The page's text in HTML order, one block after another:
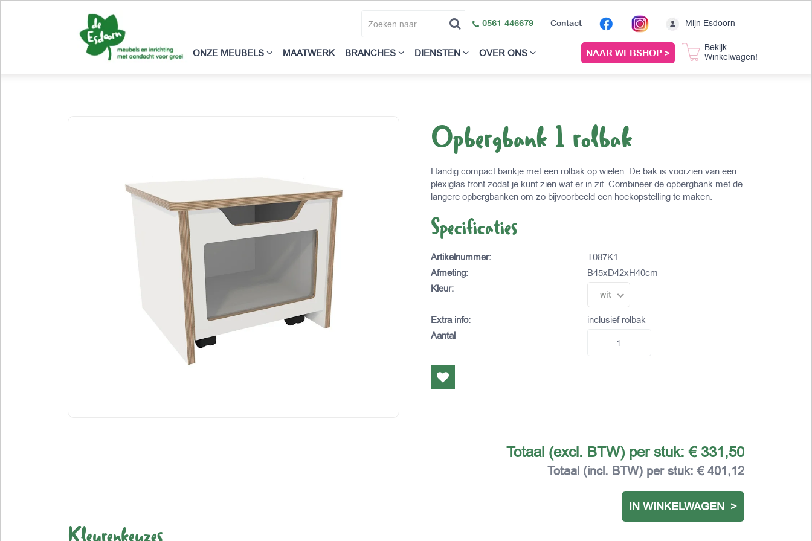
0561-446679 Contact Mijn Esdoorn
ONZE MEUBELS MAATWERK BRANCHES DIENSTEN OVER ONS NAAR WEBSHOP >
Bekijk
Winkelwagen!
Opbergbank 1 rolbak
Handig compact bankje met een rolbak op wielen. De bak is voorzien van een
plexiglas front zodat je kunt zien wat er in zit. Combineer de opbergbank met de
langere opbergbanken om zo bijvoorbeeld een hoekopstelling te maken.
Specificaties
Artikelnummer:
T087K1
Afmeting:
B45xD42xH40cm
Kleur: wit
Extra info:
inclusief rolbak
Aantal
Totaal (excl. BTW) per stuk:€ 331,50
Totaal (incl. BTW) per stuk:€ 401,12
IN WINKELWAGEN >
Kleurenkeuzes